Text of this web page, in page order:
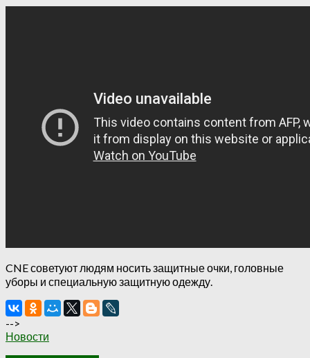
CNE советуют людям носить защитные очки, головные
уборы и специальную защитную одежду.
-->
Новости